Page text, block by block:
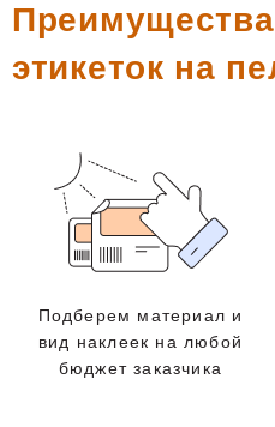
этикеток на
Подберем материал и
вид наклеек на любой
бюджет заказчика